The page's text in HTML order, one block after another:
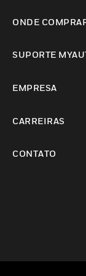
ONDE
SUPORTE
EMPRESA
CARREIRAS
CONTATO